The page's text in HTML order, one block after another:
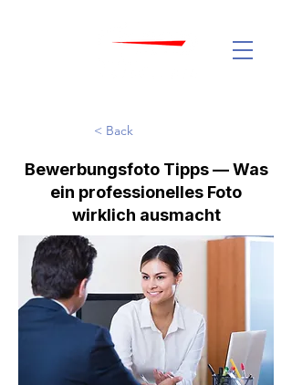
< Back
Bewerbungsfoto Tipps — Was
ein professionelles Foto
wirklich ausmacht